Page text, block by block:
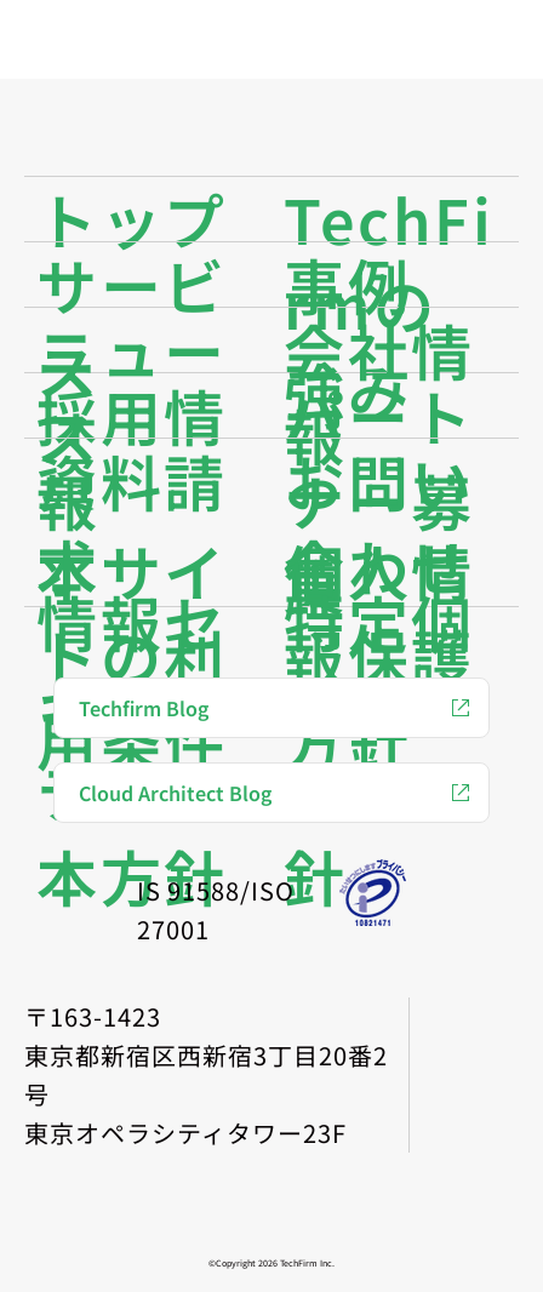
©Copyright 2026 TechFirm Inc.
トップ
採用情
報
ニュー
ス
本サイ
トの利
用条件
サービ
ス
資料請
求
情報セ
キュリ
ティ基
本方針
TechFi
rmの
強み
パート
ナー募
集
会社情
報
個人情
報保護
方針
事例
お問い
合わせ
特定個
人情報
保護方
針
Techfirm Blog
Cloud Architect Blog
IS 91588/ISO
27001
〒163-1423
東京都新宿区西新宿3丁目20番2
号
東京オペラシティタワー23F